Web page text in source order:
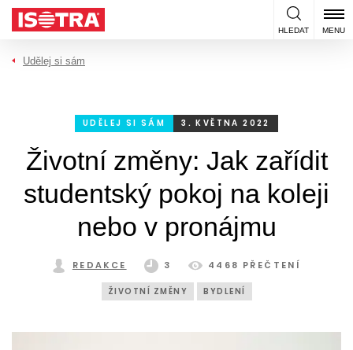
Přeskočit na obsah
HLEDAT MENU
Udělej si sám
UDĚLEJ SI SÁM 3. KVĚTNA 2022
Životní změny: Jak zařídit
studentský pokoj na koleji
nebo v pronájmu
REDAKCE 3 4468 PŘEČTENÍ
ŽIVOTNÍ ZMĚNY BYDLENÍ